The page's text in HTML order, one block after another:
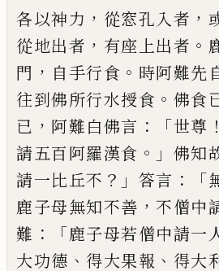
各以神力 ， 從窓孔入者 ，
從地出者 ， 有座上出者 。
門 ， 自手行食 。 時阿難先
往到佛所行水授食 。 佛食
已 ， 阿難白佛言 ：「世尊 ！
請五百阿羅漢食 。」 佛知
請一比丘不 ？」 答言 ：「
鹿子母無知不善 ，不僧中
難 ：「鹿子母若僧中請一
大功德 、 得大果報 、 得大